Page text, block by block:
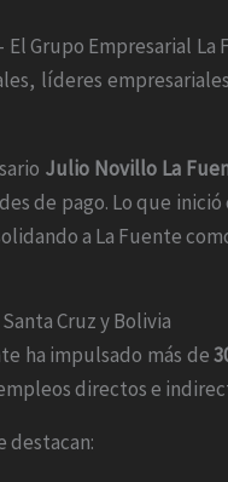
El Grupo Empresarial La
líderes
Julio Novillo La
de pago. Lo que
a La Fuente
Cruz y Bolivia
ha impulsado más de
directos e
destacan: